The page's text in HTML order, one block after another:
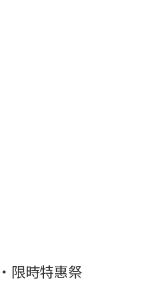
限時特惠祭